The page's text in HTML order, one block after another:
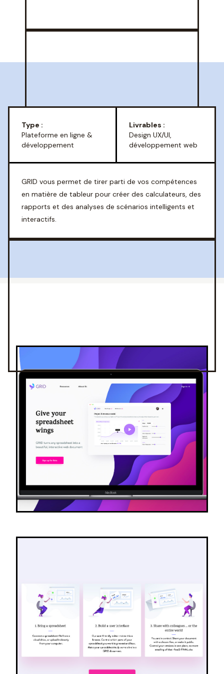
Type :
Plateforme en ligne &
développement
Livrables :
Design UX/UI,
développement web
GRID vous permet de tirer parti de vos compétences
en matière de tableur pour créer des calculateurs, des
rapports et des analyses de scénarios intelligents et
interactifs.